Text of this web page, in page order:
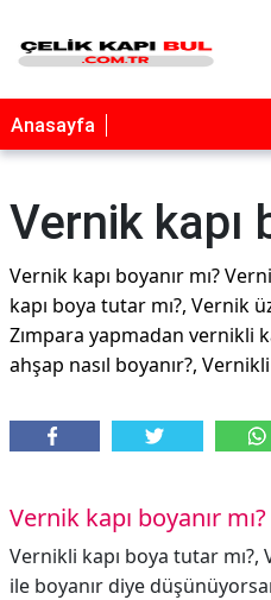
Anasayfa
Vernik kapı
Vernik kapı boyanır mı?
kapı boya tutar mı?, Vernik
Zımpara yapmadan vernikli
ahşap nasıl boyanır?,
Vernik kapı boyanır mı?
Vernikli kapı boya tutar
ile boyanır diye